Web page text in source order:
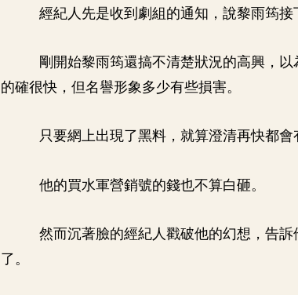
經紀人先是收到劇組的通知，說黎雨筠接
剛開始黎雨筠還搞不清楚狀況的高興，
的確很快，但名譽形象多少有些損害。
只要網上出現了黑料，就算澄清再快都
他的買水軍營銷號的錢也不算白砸。
然而沉著臉的經紀人戳破他的幻想，告
了。